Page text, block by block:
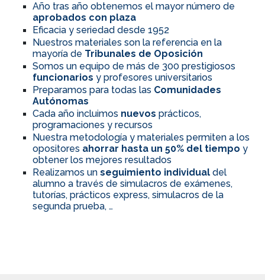
Año tras año obtenemos el mayor número de
aprobados con plaza
Eficacia y seriedad desde 1952
Nuestros materiales son la referencia en la
mayoría de Tribunales de Oposición
Somos un equipo de más de 300 prestigiosos
funcionarios y profesores universitarios
Preparamos para todas las Comunidades
Autónomas
Cada año incluimos nuevos prácticos,
programaciones y recursos
Nuestra metodología y materiales permiten a los
opositores ahorrar hasta un 50% del tiempo y
obtener los mejores resultados
Realizamos un seguimiento individual del
alumno a través de simulacros de exámenes,
tutorías, prácticos express, simulacros de la
segunda prueba, …